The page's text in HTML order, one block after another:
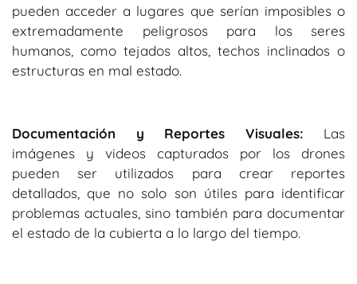
pueden acceder a lugares que serían imposibles o
extremadamente peligrosos para los seres
humanos, como tejados altos, techos inclinados o
estructuras en mal estado.
Documentación y Reportes Visuales: Las
imágenes y videos capturados por los drones
pueden ser utilizados para crear reportes
detallados, que no solo son útiles para identificar
problemas actuales, sino también para documentar
el estado de la cubierta a lo largo del tiempo.